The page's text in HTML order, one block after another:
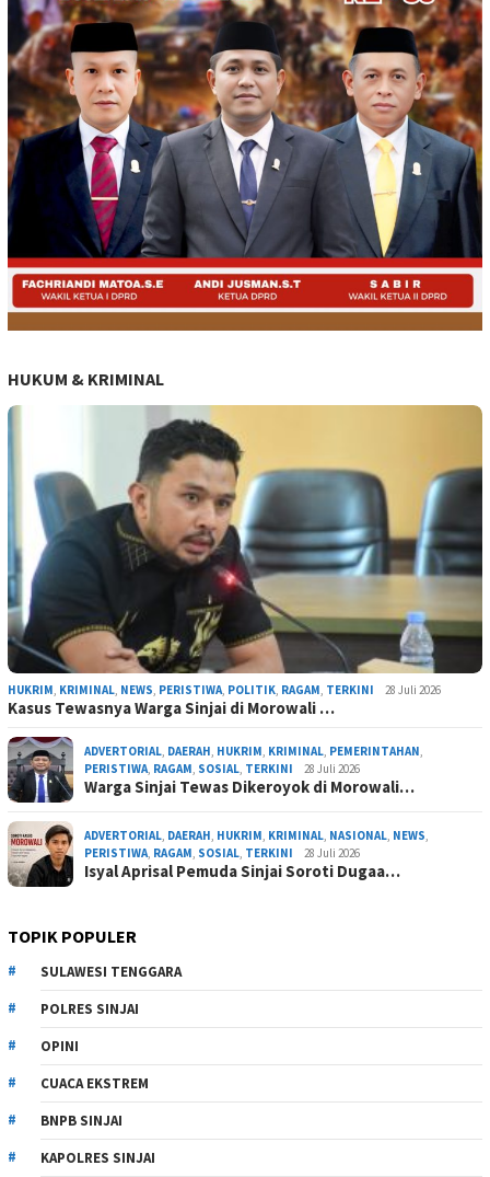
HUKUM & KRIMINAL
HUKRIM, KRIMINAL, NEWS, PERISTIWA, POLITIK, RAGAM, TERKINI 28 Juli 2026
Kasus Tewasnya Warga Sinjai di Morowali …
ADVERTORIAL, DAERAH, HUKRIM, KRIMINAL, PEMERINTAHAN,
PERISTIWA, RAGAM, SOSIAL, TERKINI 28 Juli 2026
Warga Sinjai Tewas Dikeroyok di Morowali…
ADVERTORIAL, DAERAH, HUKRIM, KRIMINAL, NASIONAL, NEWS,
PERISTIWA, RAGAM, SOSIAL, TERKINI 28 Juli 2026
Isyal Aprisal Pemuda Sinjai Soroti Dugaa…
TOPIK POPULER
SULAWESI TENGGARA
POLRES SINJAI
OPINI
CUACA EKSTREM
BNPB SINJAI
KAPOLRES SINJAI